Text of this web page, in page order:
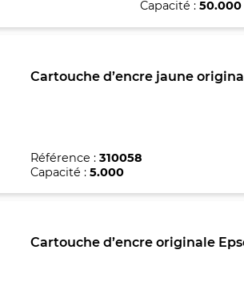
Capacité : 50.000
Cartouche d’encre jaune
Référence :310058
Capacité :5.000
Cartouche d’encre originale